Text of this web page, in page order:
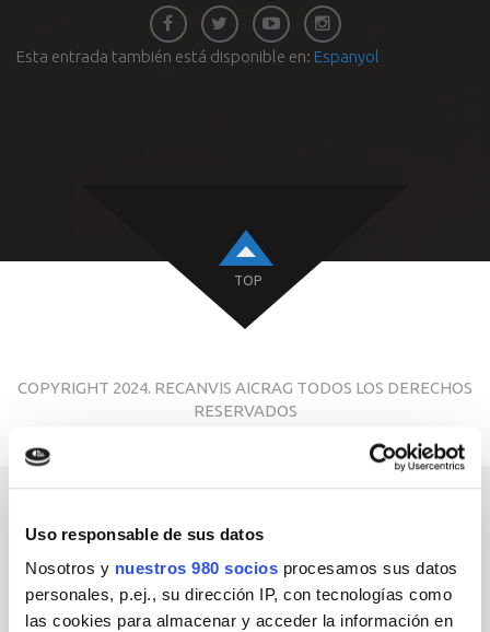
Uso responsable de sus datos
Nosotros y nuestros 980 socios procesamos sus datos
personales, p.ej., su dirección IP, con tecnologías como
las cookies para almacenar y acceder la información en
Esta entrada también está disponible en: Espanyol
TOP
COPYRIGHT 2024. RECANVIS AICRAG TODOS LOS DERECHOS
RESERVADOS